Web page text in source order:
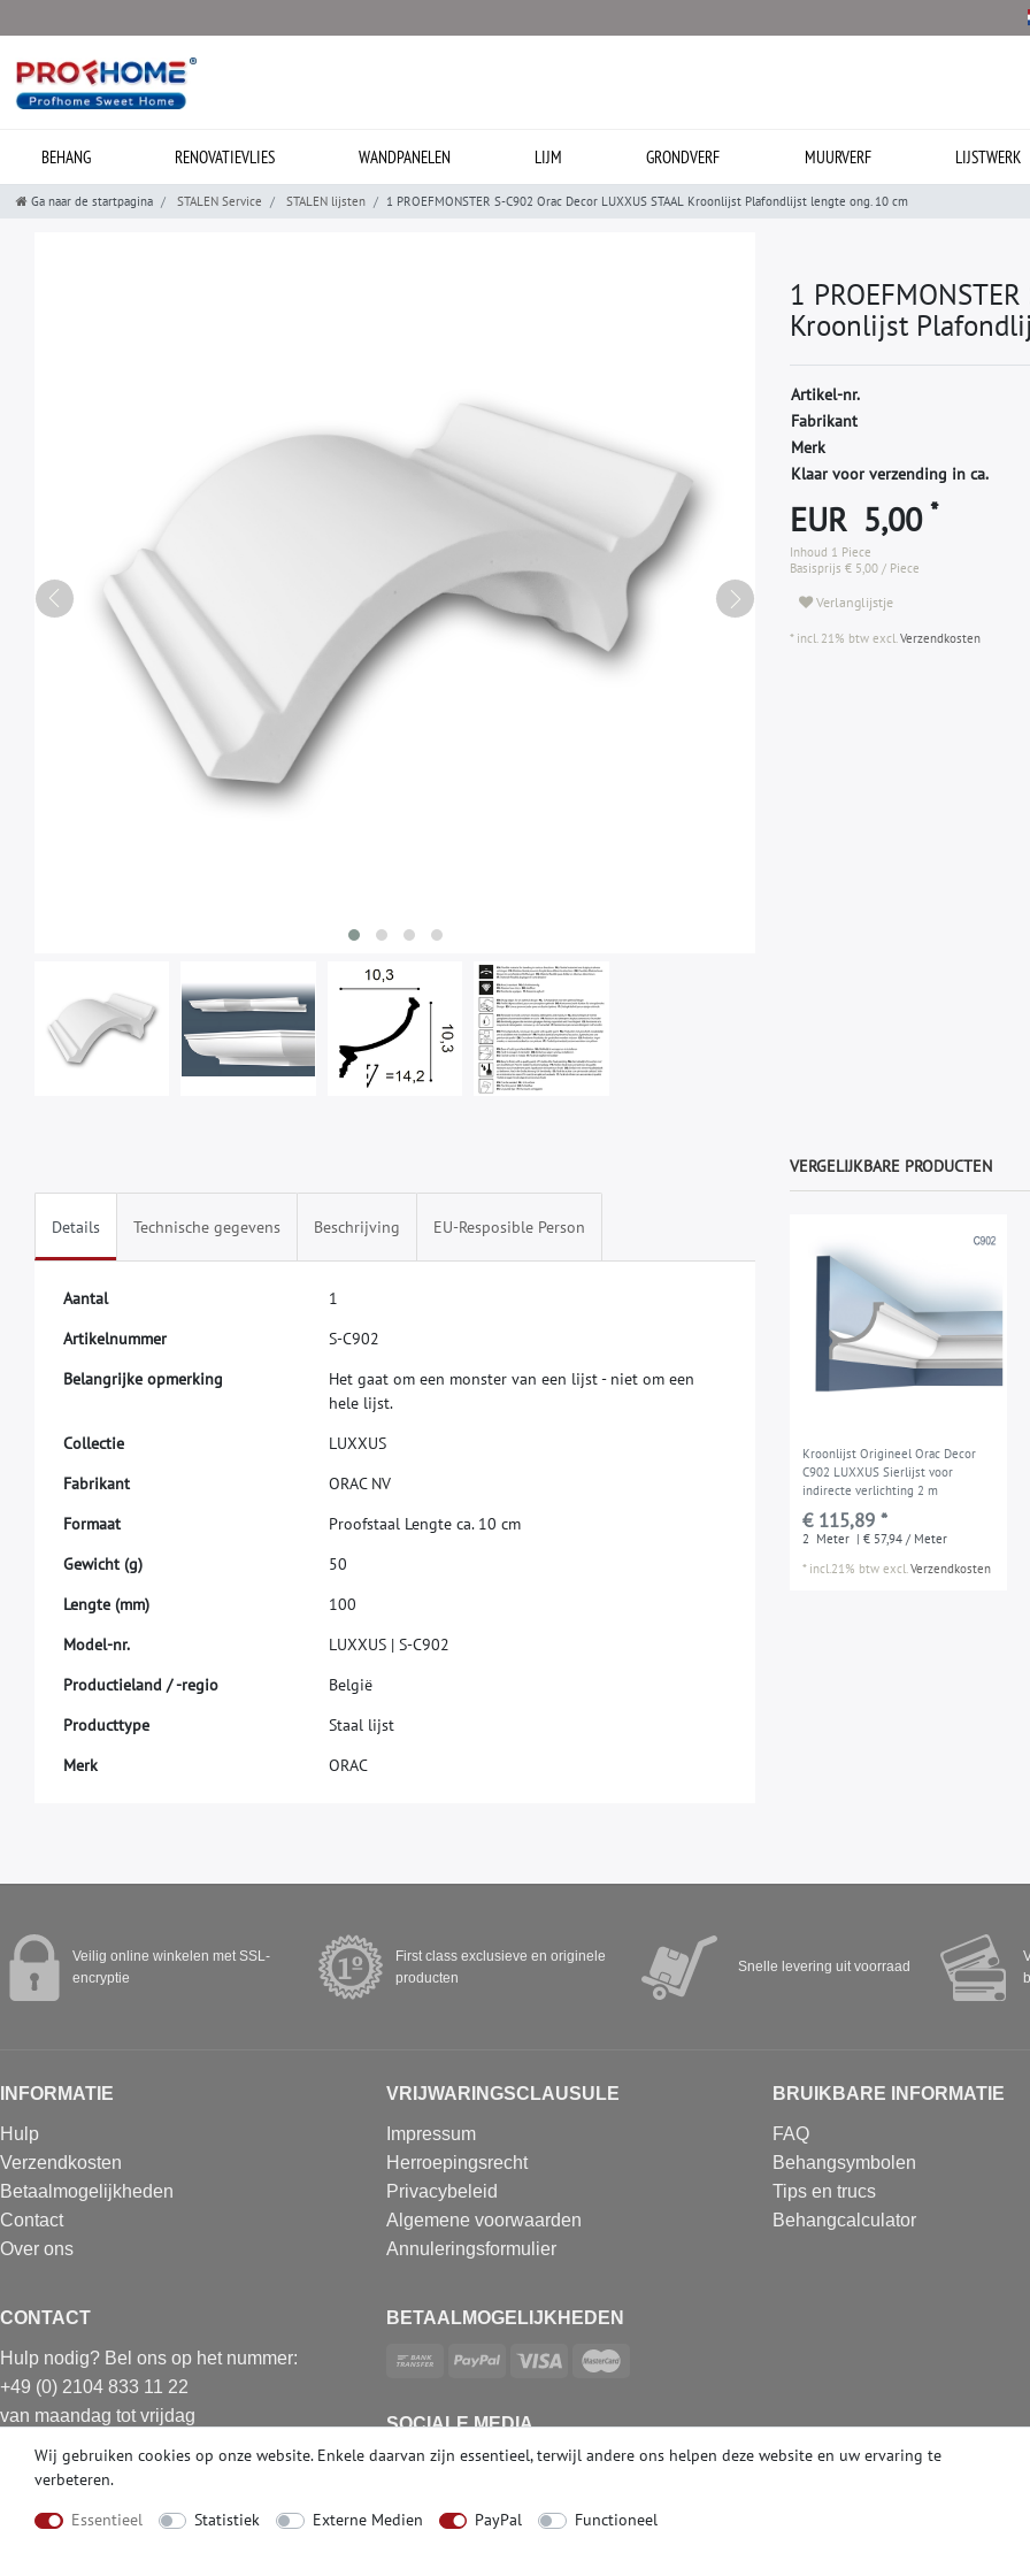
BEHANG RENOVATIEVLIES WANDPANELEN LIJM GRONDVERF MUURVERF LIJSTWERK
Ga naar de startpagina STALEN Service STALEN lijsten 1 PROEFMONSTER S-C902 Orac Decor LUXXUS STAAL Kroonlijst Plafondlijst lengte ong. 10 cm
1
Kroonlijst
Artikel-nr.
Fabrikant
Merk
Klaar voor verzending in ca.
EUR 5,00 *
Inhoud 1 Piece
Basisprijs € 5,00 / Piece
Verlanglijstje
* incl. 21% btw excl.Verzendkosten
Details Technische gegevens Beschrijving EU-Resposible Person
Aantal
1
Artikelnummer S-C902
Belangrijke opmerking Het gaat om een monster van een lijst- niet om een
hele lijst.
Collectie LUXXUS
Fabrikant ORAC NV
Formaat Proofstaal Lengte ca. 10 cm
Gewicht (g) 50
Lengte (mm) 100
Model-nr. LUXXUS | S-C902
Productieland /-regio België
Producttype Staal lijst
Merk ORAC
VERGELIJKBARE PRODUCTEN
Kroonlijst Origineel Orac Decor
C902 LUXXUS Sierlijst voor
indirecte verlichting 2 m
€ 115,89 *
2 Meter | € 57,94 / Meter
* incl.21% btw excl.Verzendkosten
Veilig online winkelen met SSL-
encryptie
First class exclusieve en originele
producten
Snelle levering uit voorraad
INFORMATIE
Hulp
Verzendkosten
Betaalmogelijkheden
Contact
Over ons
VRIJWARINGSCLAUSULE
Impressum
Herroepingsrecht
Privacybeleid
Algemene voorwaarden
Annuleringsformulier
BRUIKBARE INFORMATIE
FAQ
Behangsymbolen
Tips en trucs
Behangcalculator
CONTACT
Hulp nodig? Bel ons op het nummer:
+49 (0) 2104 833 11 22
van maandag tot vrijdag
E-mail: info@profhome.nl
BETAALMOGELIJKHEDEN
SOCIALE MEDIA
Wij gebruiken cookies op onze website. Enkele daarvan zijn essentieel, terwijl andere ons helpen deze website en uw ervaring te
verbeteren.
Essentieel
Statistiek Externe Medien PayPal Functioneel